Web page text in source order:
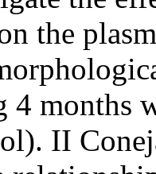
the
4 months
II